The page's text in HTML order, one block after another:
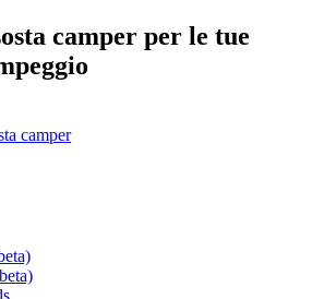
camper per le tue
camper